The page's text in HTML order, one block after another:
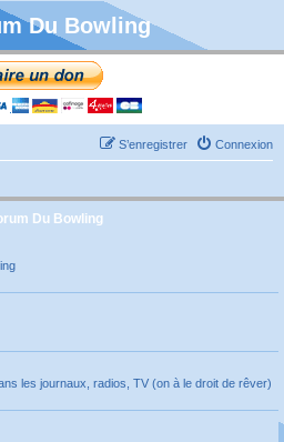
Du Bowling
Connexion
S’enregistrer
Du Bowling
les journaux, radios, TV (on à le droit de rêver)